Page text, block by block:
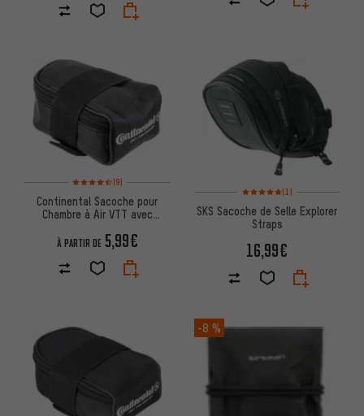
Note moyenne : 4,5 sur 5 d'après 9 avis
(9)
Continental Sacoche pour
Chambre à Air VTT avec
Pneu
À PARTIR DE 5,99€
Note moyenne : 5 sur 5
(1)
SKS Sacoche de Selle Explorer
Straps
16,99€
-8 %